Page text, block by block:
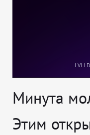
Минута
Этим